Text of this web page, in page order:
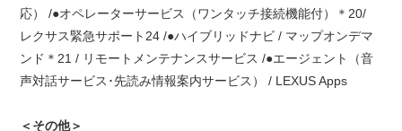
応） /●オペレーターサービス（ワンタッチ接続機能付）＊20/
レクサス緊急サポート24 /●ハイブリッドナビ / マップオンデマ
ンド＊21 / リモートメンテナンスサービス /●エージェント（音
声対話サービス･先読み情報案内サービス） / LEXUS Apps
＜その他＞